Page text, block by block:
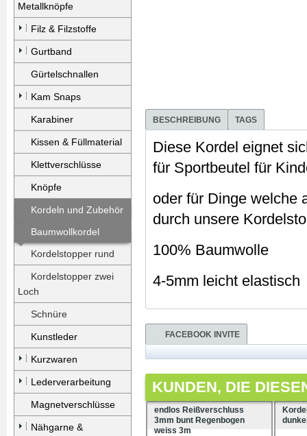
Metallknöpfe
Filz & Filzstoffe
Gurtband
Gürtelschnallen
Kam Snaps
Karabiner
Kissen & Füllmaterial
Klettverschlüsse
Knöpfe
Kordeln und Zubehör
Baumwollkordel
Kordelstopper rund
Kordelstopper zwei
Loch
Schnüre
Kunstleder
Kurzwaren
Lederverarbeitung
Magnetverschlüsse
Nähgarne &
BESCHREIBUNG TAGS
Diese Kordel eignet
für Sportbeutel für
oder für Dinge welche
durch unsere
100% Baumwolle
4-5mm leicht elastisch
FACEBOOK INVITE
KUNDEN, DIE
endlos Reißverschluss
3mm bunt Regenbogen
weiss 3m